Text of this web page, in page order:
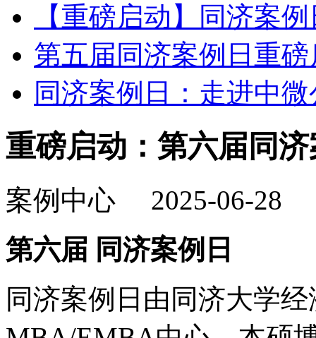
【重磅启动】同济案
第五届同济案例日重
同济案例日：走进中
重磅启动：第六届同
案例中心 2025-06-28
第六届 同济案例日
同济案例日由同济大学